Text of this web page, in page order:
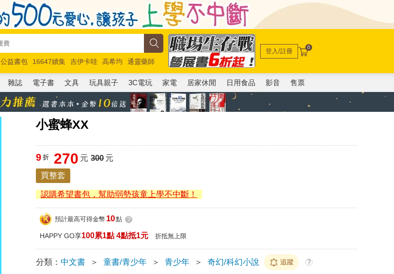
公益書包 16647續集 吉伊卡哇 高希均
通靈藥師
馬斯克 玩具總動員5 超慢跑
登入/註冊 0
雜誌 電子書 文具 玩具親子 3C電玩 家電 居家休閒 日用食品 影音 售票
小蜜蜂XX
9 折 270 元 300元
買整套
認購希望書包，幫助弱勢孩童上學不中斷！
預計最高可得金幣 10點 ?
HAPPY GO享100累1點 4點抵1元 折抵無上限
分類： 中文書 ＞ 童書/青少年 ＞ 青少年 ＞ 奇幻/科幻小說 追蹤 ?